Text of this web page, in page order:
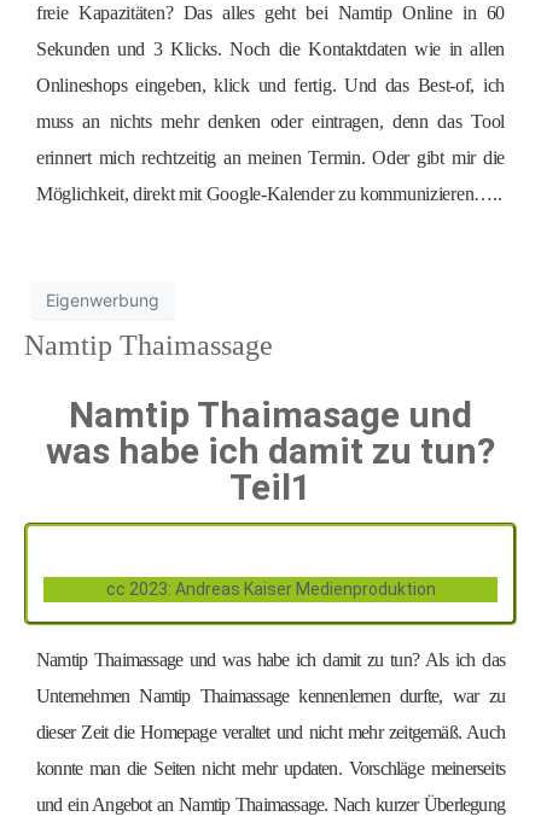
freie Kapazitäten? Das alles geht bei Namtip Online in 60
Sekunden und 3 Klicks. Noch die Kontaktdaten wie in allen
Onlineshops eingeben, klick und fertig. Und das Best-of, ich
muss an nichts mehr denken oder eintragen, denn das Tool
erinnert mich rechtzeitig an meinen Termin. Oder gibt mir die
Möglichkeit, direkt mit Google-Kalender zu kommunizieren…..
Eigenwerbung
Namtip Thaimassage
Namtip Thaimasage und
was habe ich damit zu tun?
Teil1
cc 2023: Andreas Kaiser Medienproduktion
Namtip Thaimassage und was habe ich damit zu tun? Als ich das
Unternehmen Namtip Thaimassage kennenlernen durfte, war zu
dieser Zeit die Homepage veraltet und nicht mehr zeitgemäß. Auch
konnte man die Seiten nicht mehr updaten. Vorschläge meinerseits
und ein Angebot an Namtip Thaimassage. Nach kurzer Überlegung